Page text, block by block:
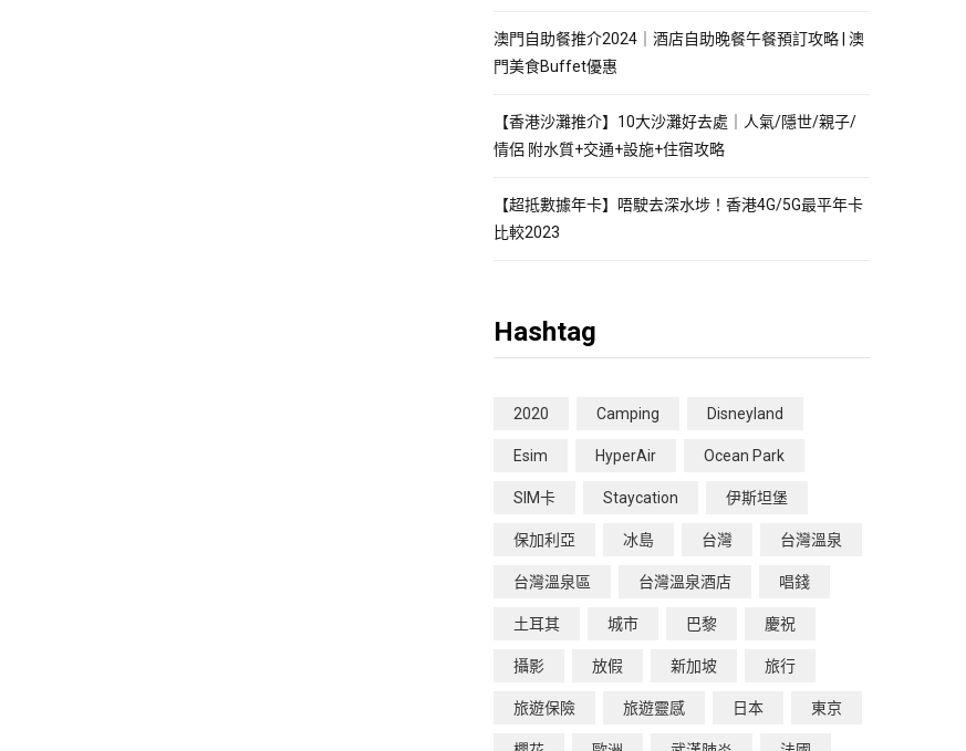
澳門自助餐推介2024｜酒店自助晚餐午餐預訂攻略 | 澳
門美食Buffet優惠
【香港沙灘推介】10大沙灘好去處｜人氣/隱世/親子/
情侶 附水質+交通+設施+住宿攻略
【超抵數據年卡】唔駛去深水埗！香港4G/5G最平年卡
比較2023
Hashtag
2020 Camping Disneyland
Esim HyperAir Ocean Park
SIM卡 Staycation 伊斯坦堡
保加利亞 冰島 台灣 台灣溫泉
台灣溫泉區 台灣溫泉酒店 唱錢
土耳其 城市 巴黎 慶祝
攝影 放假 新加坡 旅行
旅遊保險 旅遊靈感 日本 東京